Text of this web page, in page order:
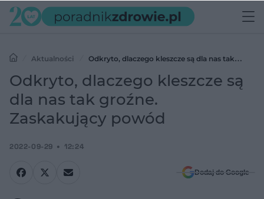
Aktualności
Odkryto, dlaczego kleszcze są dla nas tak
groźne. Zaskakujący powód
Odkryto, dlaczego kleszcze są
dla nas tak groźne.
Zaskakujący powód
2022-09-29 12:24
Dodaj do Google